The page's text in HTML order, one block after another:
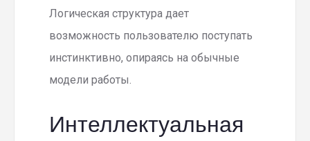
Логическая структура дает
возможность пользователю поступать
инстинктивно, опираясь на обычные
модели работы.
Интеллектуальная